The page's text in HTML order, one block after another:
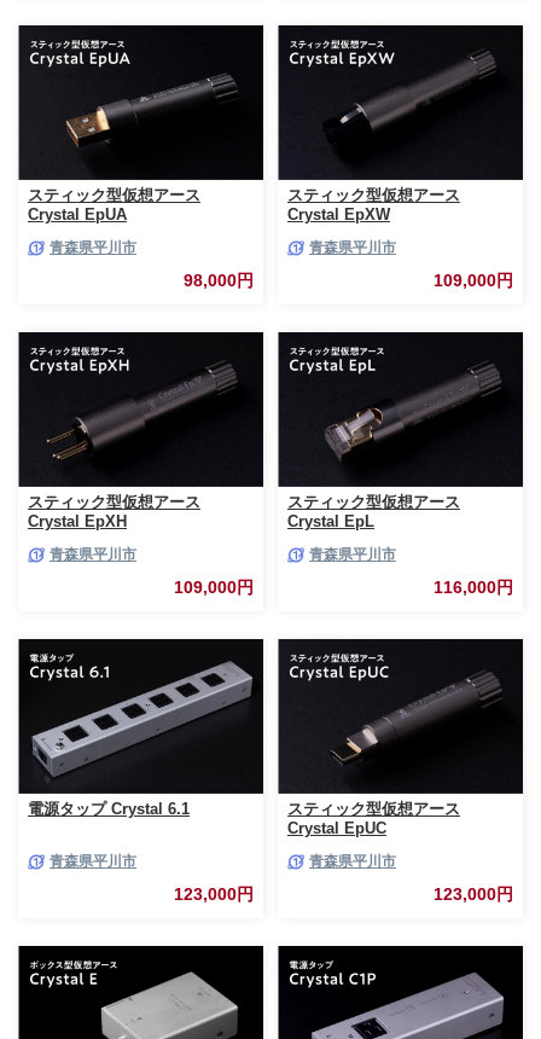
スティック型仮想アース
Crystal EpUA
青森県平川市
98,000円
スティック型仮想アース
Crystal EpXW
青森県平川市
109,000円
スティック型仮想アース
Crystal EpXH
青森県平川市
109,000円
スティック型仮想アース
Crystal EpL
青森県平川市
116,000円
電源タップ Crystal 6.1
青森県平川市
123,000円
スティック型仮想アース
Crystal EpUC
青森県平川市
123,000円